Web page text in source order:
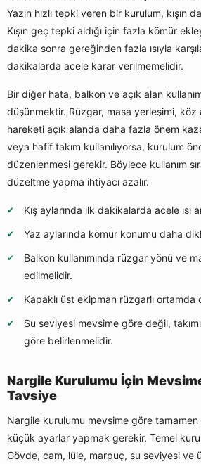
Yazın hızlı tepki veren bir kurulum, kışın
Kışın geç tepki aldığı için fazla kömür
dakika sonra gereğinden fazla ısıyla
dakikalarda acele karar verilmemelidir.
Bir diğer hata, balkon ve açık alan
düşünmektir. Rüzgar, masa yerleşimi, köz
hareketi açık alanda daha fazla önem
veya hafif takım kullanılıyorsa, kurulum
düzenlenmesi gerekir. Böylece kullanım
düzeltme yapma ihtiyacı azalır.
Kış aylarında ilk dakikalarda acele ısı
Yaz aylarında kömür konumu daha
Balkon kullanımında rüzgar yönü ve
edilmelidir.
Kapaklı üst ekipman rüzgarlı ortamda
Su seviyesi mevsime göre değil,
göre belirlenmelidir.
Nargile Kurulumu İçin
Tavsiye
Nargile kurulumu mevsime göre
küçük ayarlar yapmak gerekir. Temel
Gövde, cam, lüle, marpuç, su seviyesi ve